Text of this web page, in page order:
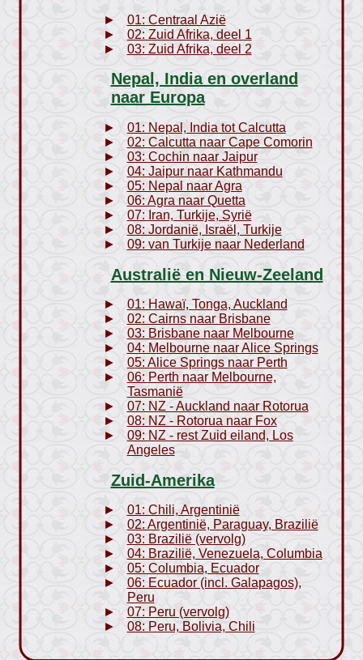
01: Centraal Azië
02: Zuid Afrika, deel 1
03: Zuid Afrika, deel 2
Nepal, India en overland
naar Europa
01: Nepal, India tot Calcutta
02: Calcutta naar Cape Comorin
03: Cochin naar Jaipur
04: Jaipur naar Kathmandu
05: Nepal naar Agra
06: Agra naar Quetta
07: Iran, Turkije, Syrië
08: Jordanië, Israël, Turkije
09: van Turkije naar Nederland
Australië en Nieuw-Zeeland
01: Hawaï, Tonga, Auckland
02: Cairns naar Brisbane
03: Brisbane naar Melbourne
04: Melbourne naar Alice Springs
05: Alice Springs naar Perth
06: Perth naar Melbourne,
Tasmanië
07: NZ - Auckland naar Rotorua
08: NZ - Rotorua naar Fox
09: NZ - rest Zuid eiland, Los
Angeles
Zuid-Amerika
01: Chili, Argentinië
02: Argentinië, Paraguay, Brazilië
03: Brazilië (vervolg)
04: Brazilië, Venezuela, Columbia
05: Columbia, Ecuador
06: Ecuador (incl. Galapagos),
Peru
07: Peru (vervolg)
08: Peru, Bolivia, Chili